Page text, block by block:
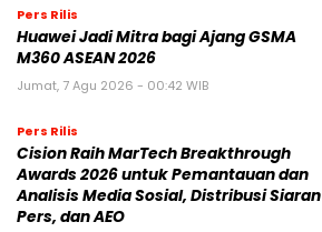
Pers Rilis
Huawei Jadi Mitra bagi Ajang GSMA
M360 ASEAN 2026
Jumat, 7 Agu 2026 - 00:42 WIB
Pers Rilis
Cision Raih MarTech Breakthrough
Awards 2026 untuk Pemantauan dan
Analisis Media Sosial, Distribusi Siaran
Pers, dan AEO